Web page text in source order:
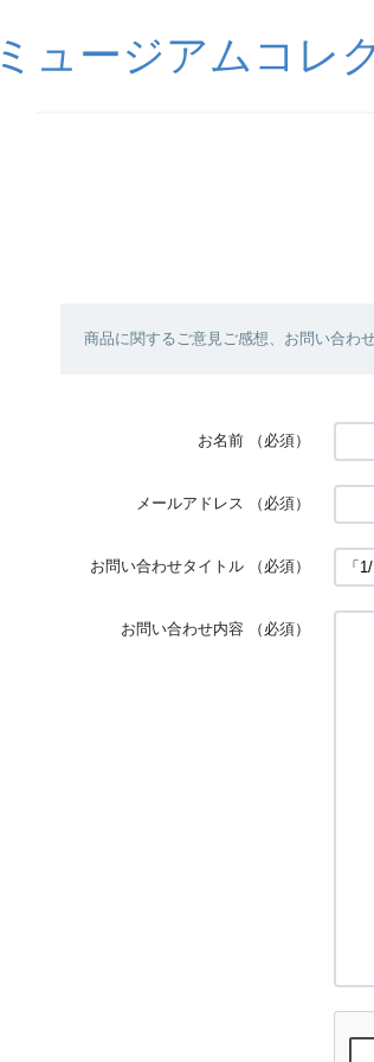
ミュージアムコレ
商品に関するご意見ご感想、お問い合わ
お名前 （必須）
メールアドレス （必須）
お問い合わせタイトル （必須）
お問い合わせ内容 （必須）